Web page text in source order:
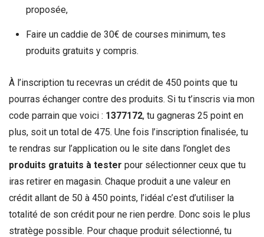
proposée,
Faire un caddie de 30€ de courses minimum, tes
produits gratuits y compris.
À l’inscription tu recevras un crédit de 450 points que tu
pourras échanger contre des produits. Si tu t’inscris via mon
code parrain que voici : 1377172, tu gagneras 25 point en
plus, soit un total de 475. Une fois l’inscription finalisée, tu
te rendras sur l’application ou le site dans l’onglet des
produits gratuits à tester pour sélectionner ceux que tu
iras retirer en magasin. Chaque produit a une valeur en
crédit allant de 50 à 450 points, l’idéal c’est d’utiliser la
totalité de son crédit pour ne rien perdre. Donc sois le plus
stratège possible. Pour chaque produit sélectionné, tu